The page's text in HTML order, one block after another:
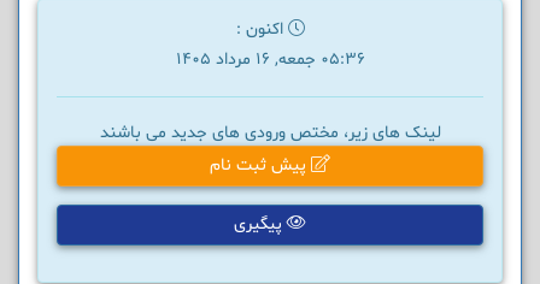
اکنون :
05:36 جمعه, 16 مرداد 1405
لینک های زیر، مختص ورودی های جدید می باشند
پیش ثبت نام
پیگیری